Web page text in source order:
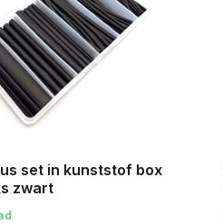
set in kunststof box
zwart